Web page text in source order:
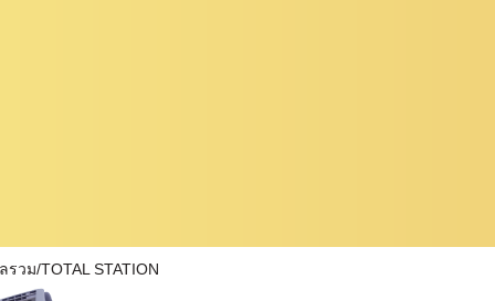
วม/TOTAL STATION